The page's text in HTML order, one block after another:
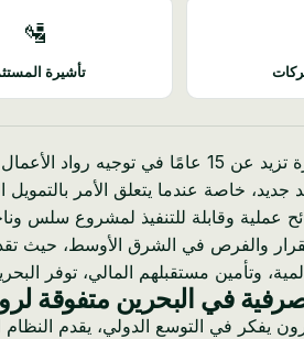
🛂
تأشيرة
بصفتي مستشارًا أول بخبرة تزيد عن
خاصة عندما يتعلق الأمر
عملية وقابلة للتنفيذ لمشروع سلس
والفرص في الشرق الأوسط، حيث
وتأمين مستقبلهم المالي، توفر
في البحرين متفوقة
يفكر في التوسع الدولي، يقدم